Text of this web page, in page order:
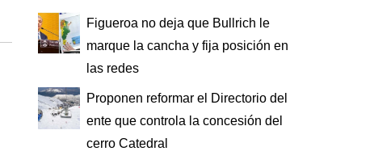
Figueroa no deja que Bullrich le
marque la cancha y fija posición en
las redes
Proponen reformar el Directorio del
ente que controla la concesión del
cerro Catedral